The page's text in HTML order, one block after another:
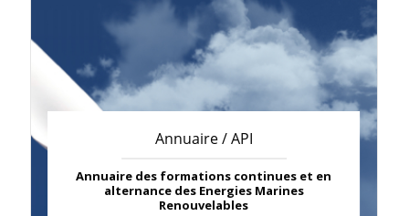
Annuaire / API
Annuaire des formations continues et en
alternance des Energies Marines
Renouvelables